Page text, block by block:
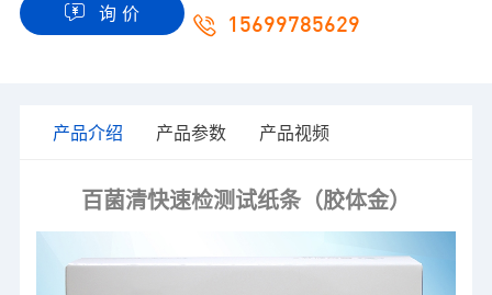
询 价 15699785629
产品介绍 产品参数 产品视频
百菌清快速检测试纸条（胶体金）